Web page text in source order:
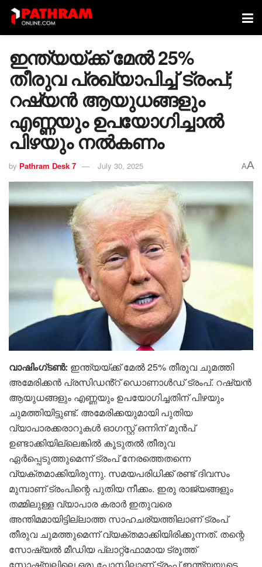
ഇന്ത്യയ്ക്ക് മേൽ 25%
തീരുവ പ്രഖ്യാപിച്ച് ട്രംപ്;
റഷ്യൻ ആയുധങ്ങളും
എണ്ണയും ഉപയോഗിച്ചാൽ
പിഴയും നൽകണം
by Pathram Desk 7 July 30, 2025 AA
വാഷിം​ഗ്ടൺ: ഇന്ത്യയ്ക്ക് മേൽ 25% തീരുവ ചുമത്തി
അമേരിക്കൻ പ്രസിഡൻ്റ് ഡൊണാൾഡ് ട്രംപ്. റഷ്യൻ
ആയുധങ്ങളും എണ്ണയും ഉപയോഗിച്ചതിന് പിഴയും
ചുമത്തിയിട്ടുണ്ട്. അമേരിക്കയുമായി പുതിയ
വ്യാപാരക്കരാറുകള്‍ ഓഗസ്റ്റ് ഒന്നിന് മുന്‍പ്
ഉണ്ടാക്കിയില്ലെങ്കില്‍ കൂടുതല്‍ തീരുവ
ഏര്‍പ്പെടുത്തുമെന്ന് ട്രംപ് നേരത്തെതന്നെ
വ്യക്തമാക്കിയിരുന്നു. സമയപരിധിക്ക് രണ്ട് ദിവസം
മുമ്പാണ് ട്രംപിന്റെ പുതിയ നീക്കം. ഇരു രാജ്യങ്ങളും
തമ്മിലുള്ള വ്യാപാര കരാർ ഇതുവരെ
അന്തിമമായിട്ടില്ലാത്ത സാഹചര്യത്തിലാണ് ട്രംപ്
തീരുവ ചുമത്തുമെന്ന് വ്യക്തമാക്കിയിരിക്കുന്നത്. തന്റെ
സോഷ്യൽ മീഡിയ പ്ലാറ്റ്‌ഫോമായ ട്രൂത്ത്